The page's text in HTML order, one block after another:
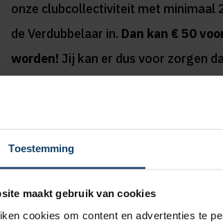
Toestemming
maakt gebruik van cookies
cookies om content en advertenties te
onze clubcollectiviteit met minimaal
de Verdubbelaar in. Dan kan € 50
worden! Jij kan er dus voor zorgen